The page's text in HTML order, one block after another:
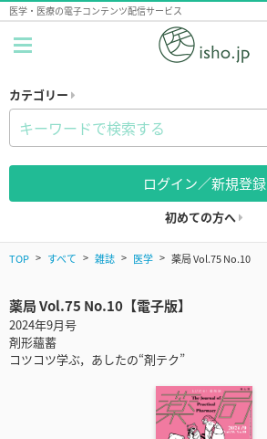
医学・医療の電子コンテンツ配信サービス
カテゴリー
ログイン／新規登録
初めての方へ
TOP すべて 雑誌 医学 薬局 Vol.75 No.10
薬局 Vol.75 No.10【電子版】
2024年9月号
剤形蘊蓄
コツコツ学ぶ，あしたの“剤テク”